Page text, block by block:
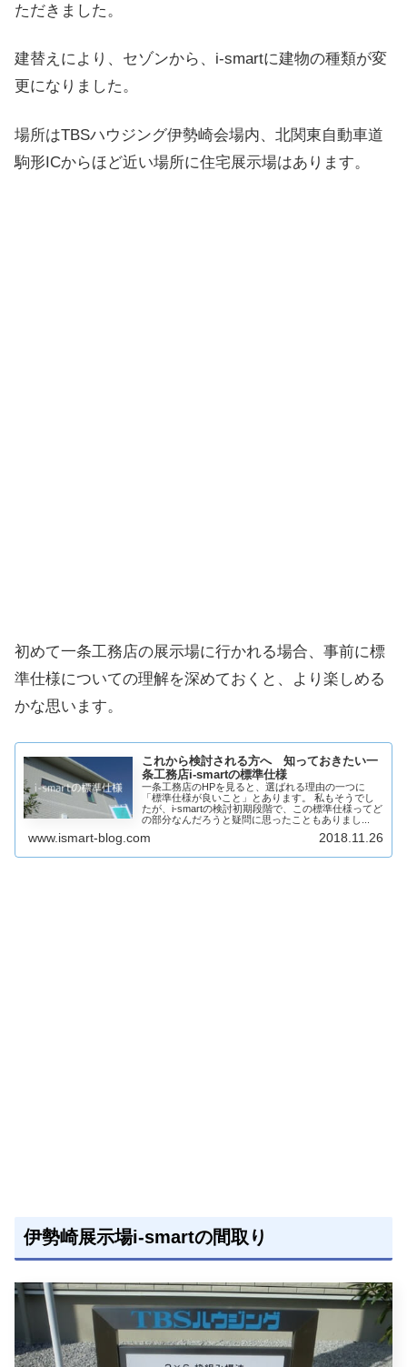
ただきました。
建替えにより、セゾンから、i-smartに建物の種類が変
更になりました。
場所はTBSハウジング伊勢崎会場内、北関東自動車道
駒形ICからほど近い場所に住宅展示場はあります。
初めて一条工務店の展示場に行かれる場合、事前に標
準仕様についての理解を深めておくと、より楽しめる
かな思います。
これから検討される方へ 知っておきたい一
条工務店i-smartの標準仕様
一条工務店のHPを見ると、選ばれる理由の一つに
「標準仕様が良いこと」とあります。 私もそうでし
たが、i-smartの検討初期段階で、この標準仕様ってど
の部分なんだろうと疑問に思ったこともありまし...
www.ismart-blog.com 2018.11.26
伊勢崎展示場i-smartの間取り